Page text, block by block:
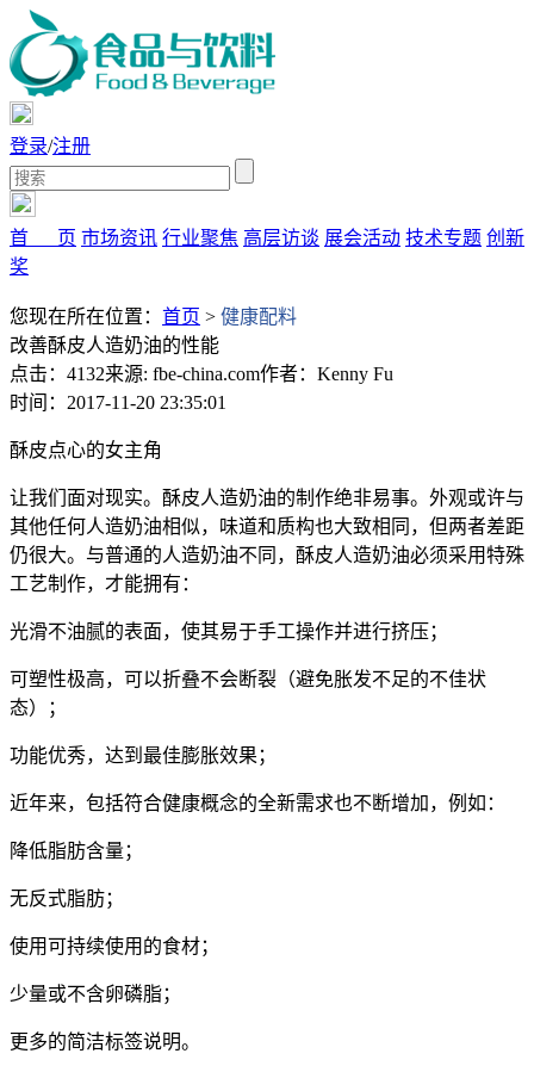
登录/注册
首 页 市场资讯 行业聚焦 高层访谈 展会活动 技术专题 创新
奖
您现在所在位置： 首页 > 健康配料
改善酥皮人造奶油的性能
点击：4132来源: fbe-china.com作者：Kenny Fu
时间：2017-11-20 23:35:01
酥皮点心的女主角
让我们面对现实。酥皮人造奶油的制作绝非易事。外观或许与
其他任何人造奶油相似，味道和质构也大致相同，但两者差距
仍很大。与普通的人造奶油不同，酥皮人造奶油必须采用特殊
工艺制作，才能拥有：
光滑不油腻的表面，使其易于手工操作并进行挤压；
可塑性极高，可以折叠不会断裂（避免胀发不足的不佳状
态）；
功能优秀，达到最佳膨胀效果；
近年来，包括符合健康概念的全新需求也不断增加，例如：
降低脂肪含量；
无反式脂肪；
使用可持续使用的食材；
少量或不含卵磷脂；
更多的简洁标签说明。